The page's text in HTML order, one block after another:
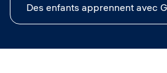
Des enfants apprennent avec